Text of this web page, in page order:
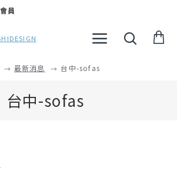
員
最新消息 台中-sofas
台中-sofas